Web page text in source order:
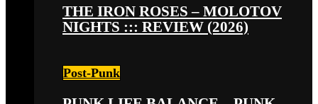
THE IRON ROSES – MOLOTOV
NIGHTS ::: REVIEW (2026)
Post-Punk